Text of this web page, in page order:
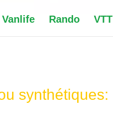
Vanlife Rando VTT
synthétiques: